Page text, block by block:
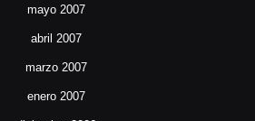
mayo 2007
abril 2007
marzo 2007
enero 2007